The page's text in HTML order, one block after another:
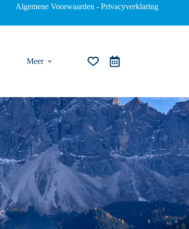
Algemene Voorwaarden - Privacyverklaring
Meer Winkelwagen